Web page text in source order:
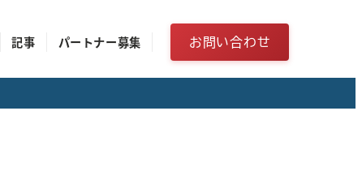
記事 パートナー募集 お問い合わせ